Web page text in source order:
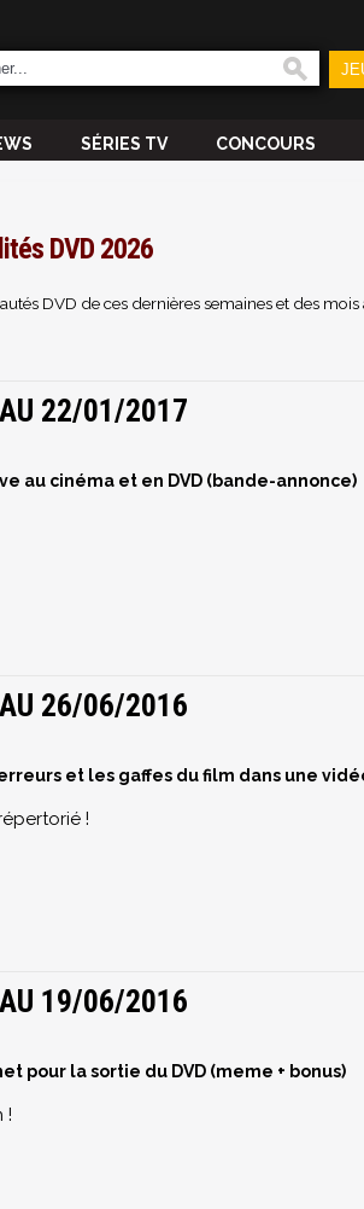
SÉRIES TV CONCOURS
DVD 2026
DVD de ces dernières semaines et des mois
22/01/2017
au cinéma et en DVD (bande-annonce)
26/06/2016
et les gaffes du film dans une
!
19/06/2016
pour la sortie du DVD (meme + bonus)
!